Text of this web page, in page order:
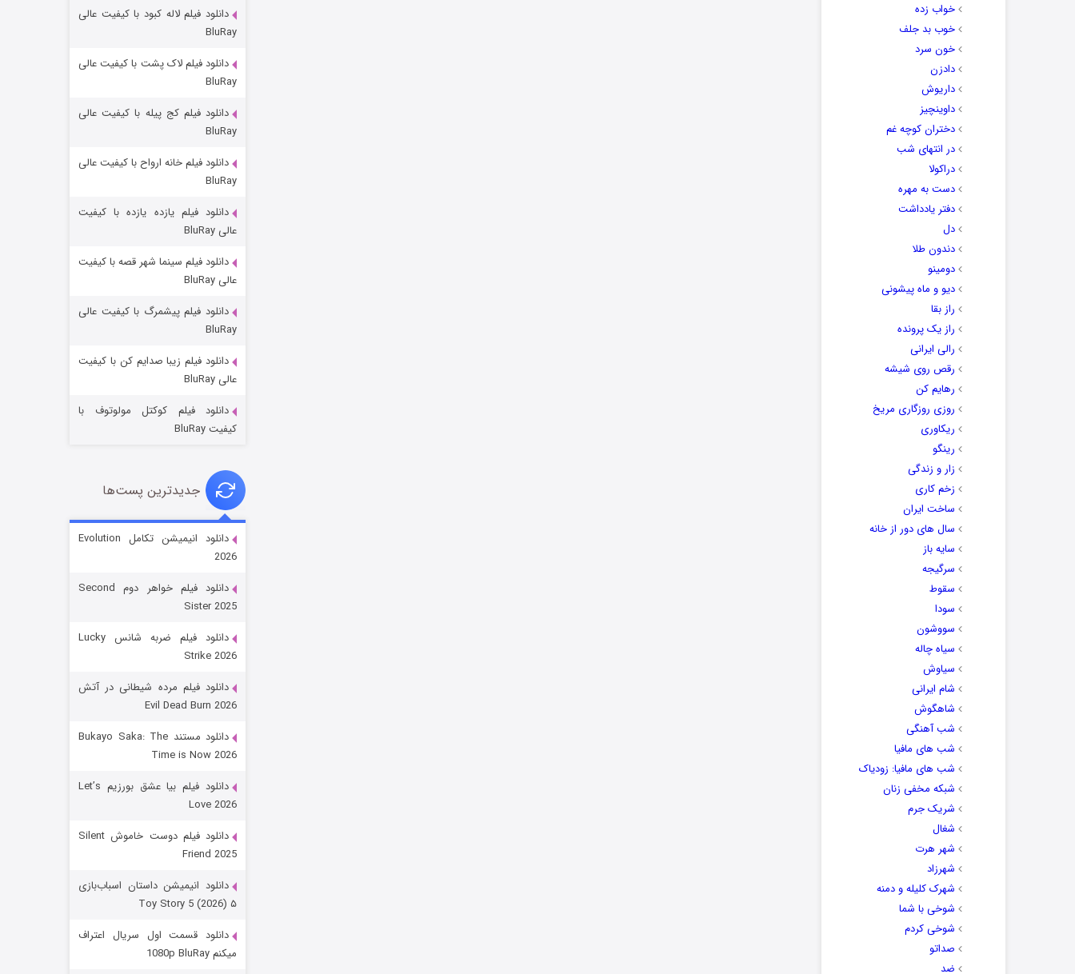
خواب زده
خوب بد جلف
خون سرد
دادزن
داریوش
داوینچیز
دختران کوچه غم
در انتهای شب
دراکولا
دست به مهره
دفتر یادداشت
دل
دندون طلا
دومینو
دیو و ماه پیشونی
راز بقا
راز یک پرونده
رالی ایرانی
رقص روی شیشه
رهایم کن
روزی روزگاری مریخ
ریکاوری
رینگو
زار و زندگی
زخم کاری
ساخت ایران
سال های دور از خانه
سایه باز
سرگیجه
سقوط
سودا
سووشون
سیاه چاله
سیاوش
شام ایرانی
شاهگوش
شب آهنگی
شب های مافیا
شب های مافیا: زودیاک
شبکه مخفی زنان
شریک جرم
شغال
شهر هرت
شهرزاد
شهرک کلیله و دمنه
شوخی با شما
شوخی کردم
صداتو
ضد
جادوگری در مغولستان
باب اسفنجی فصل ۱۷
قسمت
زیرزمین
قسمت
دانلود فیلم لاله کبود با کیفیت عالی
BluRay
دانلود فیلم لاک پشت با کیفیت عالی
BluRay
دانلود فیلم کج‌ پیله با کیفیت عالی
BluRay
دانلود فیلم خانه ارواح با کیفیت عالی
BluRay
دانلود فیلم یازده یازده با کیفیت
عالی BluRay
دانلود فیلم سینما شهر قصه با کیفیت
عالی BluRay
دانلود فیلم پیشمرگ با کیفیت عالی
BluRay
دانلود فیلم زیبا صدایم کن با کیفیت
عالی BluRay
دانلود فیلم کوکتل مولوتوف با
کیفیت BluRay
جدیدترین پست‌ها
دانلود انیمیشن تکامل Evolution
2026
دانلود فیلم خواهر دوم Second
Sister 2025
دانلود فیلم ضربه شانس Lucky
Strike 2026
دانلود فیلم مرده شیطانی در آتش
Evil Dead Burn 2026
دانلود مستند Bukayo Saka: The
Time is Now 2026
دانلود فیلم بیا عشق بورزیم Let’s
Love 2026
دانلود فیلم دوست خاموش Silent
Friend 2025
دانلود انیمیشن داستان اسباب‌بازی
۵ Toy Story 5 (2026)
دانلود قسمت اول سریال اعتراف
میکنم 1080p BluRay